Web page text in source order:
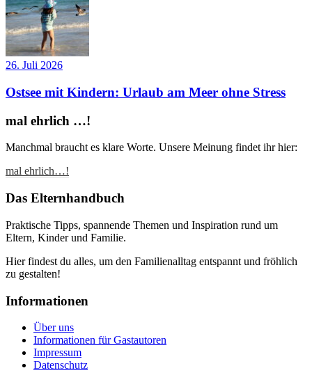
26. Juli 2026
Ostsee mit Kindern: Urlaub am Meer ohne Stress
mal ehrlich …!
Manchmal braucht es klare Worte. Unsere Meinung findet ihr hier:
mal ehrlich…!
Das Elternhandbuch
Praktische Tipps, spannende Themen und Inspiration rund um
Eltern, Kinder und Familie.
Hier findest du alles, um den Familienalltag entspannt und fröhlich
zu gestalten!
Informationen
Über uns
Informationen für Gastautoren
Impressum
Datenschutz